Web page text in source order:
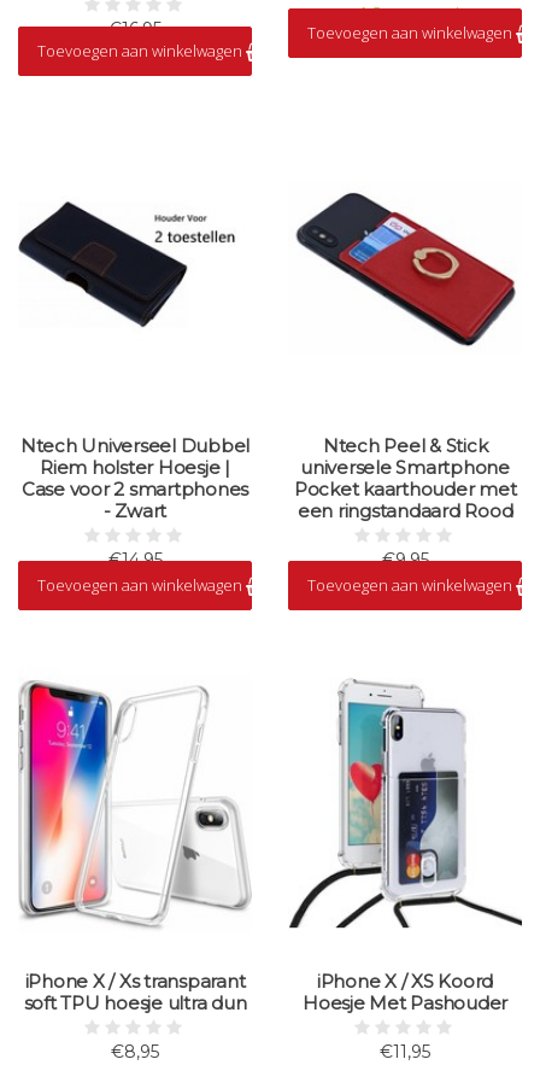
€16,95
Op voorraad
Toevoegen aan winkelwagen
Op voorraad
Toevoegen aan winkelwagen
Ntech Universeel Dubbel
Riem holster Hoesje |
Case voor 2 smartphones
- Zwart
€14,95
Op voorraad
Toevoegen aan winkelwagen
Ntech Peel & Stick
universele Smartphone
Pocket kaarthouder met
een ringstandaard Rood
€9,95
Op voorraad
Toevoegen aan winkelwagen
iPhone X / Xs transparant
soft TPU hoesje ultra dun
€8,95
iPhone X / XS Koord
Hoesje Met Pashouder
€11,95